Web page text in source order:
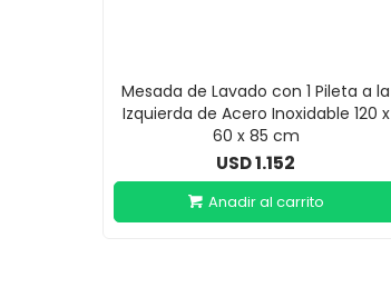
Mesada de Lavado con 1 Pileta a la
Izquierda de Acero Inoxidable 120 x
60 x 85 cm
USD1.152